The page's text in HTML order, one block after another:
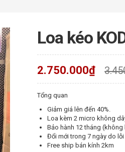
Loa kéo
2.750.000₫
Tổng quan
Giảm giá lên đến 40%.
Loa kèm 2 micro không
Bảo hành 12 tháng
Đổi mới trong 7 ngày do lỗi
Free ship bán kính 2km